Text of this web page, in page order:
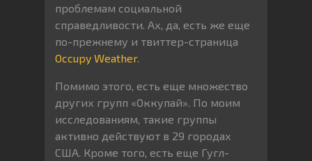
проблемам социальной
справедливости. Ах, да, есть же еще
по-прежнему и твиттер-страница
Occupy Weather.
Помимо этого, есть еще множество
других групп «Оккупай». По моим
исследованиям, такие группы
активно действуют в 29 городах
США. Кроме того, есть еще Гугл-